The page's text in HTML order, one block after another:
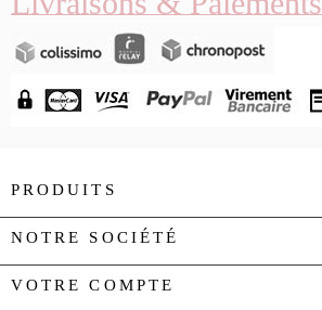
PRODUITS
NOTRE SOCIÉTÉ
VOTRE COMPTE